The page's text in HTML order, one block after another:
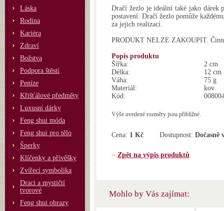
Láska
Rodina
Kariéra
Zdraví
Božstva
Podpora štěstí
Peníze
Křišťálové předměty
Luxusní dárky
Feng shui móda
Feng shui pro tělo
Šperky
Klíčenky a přívěšky
Zvířecí symbolika
Draci a mystičtí
tvorové
Feng shui obrazy
Dračí žezlo je ideální také jako dárek
postavení. Dračí žezlo pomůže
za jejich realizací.
PRODUKT NELZE ZAKOUPIT.
Popis produktu
Šířka:
2 cm
Délka:
12 cm
Váha:
75 g
Materiál:
kov
Kód:
Výše uvedené rozměry jsou přibližné.
Cena: 1 Kč Dostupnost: Dočasně
Zpět na výpis produktů
Mohlo by Vás zajímat: